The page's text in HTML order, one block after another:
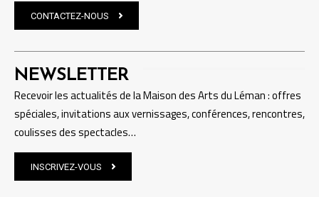
CONTACTEZ-NOUS
NEWSLETTER
Recevoir les actualités de la Maison des Arts du Léman : offres
spéciales, invitations aux vernissages, conférences, rencontres,
coulisses des spectacles…
INSCRIVEZ-VOUS